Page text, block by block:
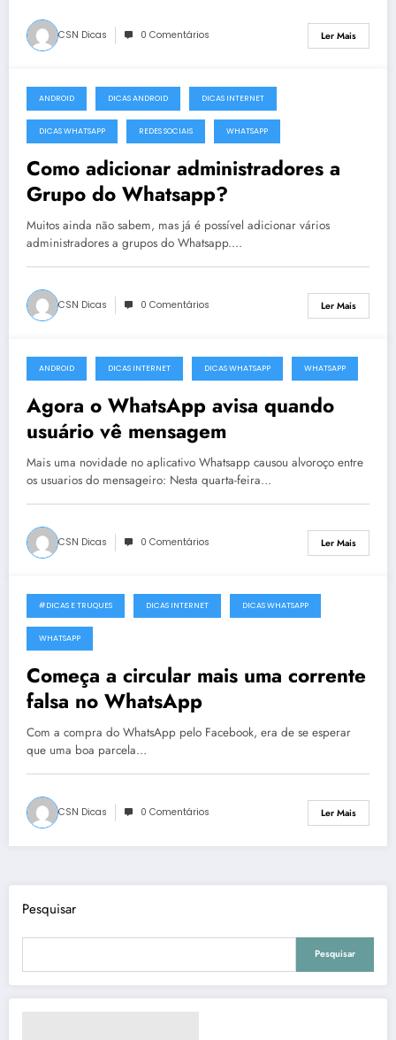
CSN Dicas 0 Comentários Ler Mais
22 de Dezembro, 2014
ANDROID DICAS ANDROID DICAS INTERNET
DICAS WHATSAPP REDES SOCIAIS WHATSAPP
Como adicionar administradores a
Grupo do Whatsapp?
Muitos ainda não sabem, mas já é possível adicionar vários
administradores a grupos do Whatsapp.…
CSN Dicas 0 Comentários Ler Mais
6 de Novembro, 2014
ANDROID DICAS INTERNET DICAS WHATSAPP WHATSAPP
Agora o WhatsApp avisa quando
usuário vê mensagem
Mais uma novidade no aplicativo Whatsapp causou alvoroço entre
os usuarios do mensageiro: Nesta quarta-feira…
CSN Dicas 0 Comentários Ler Mais
25 de Fevereiro, 2014
#DICAS E TRUQUES DICAS INTERNET DICAS WHATSAPP
WHATSAPP
Começa a circular mais uma corrente
falsa no WhatsApp
Com a compra do WhatsApp pelo Facebook, era de se esperar
que uma boa parcela…
CSN Dicas 0 Comentários Ler Mais
Pesquisar
Pesquisar